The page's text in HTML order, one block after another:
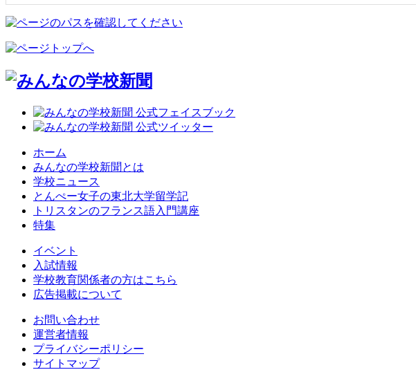
ホーム
みんなの学校新聞とは
学校ニュース
とんぺー女子の東北大学留学記
トリスタンのフランス語入門講座
特集
イベント
入試情報
学校教育関係者の方はこちら
広告掲載について
お問い合わせ
運営者情報
プライバシーポリシー
サイトマップ